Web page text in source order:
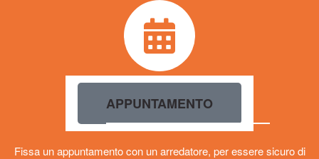
APPUNTAMENTO
Fissa un appuntamento con un arredatore, per essere sicuro di